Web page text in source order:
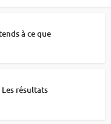
à ce que
résultats